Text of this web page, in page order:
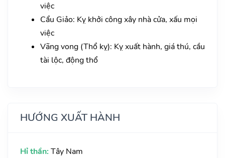
việc
Cẩu Giảo: Kỵ khởi công xây nhà cửa, xấu mọi
việc
Vãng vong (Thổ kỵ): Kỵ xuất hành, giá thú, cầu
tài lộc, động thổ
HƯỚNG XUẤT HÀNH
Hỉ thần: Tây Nam